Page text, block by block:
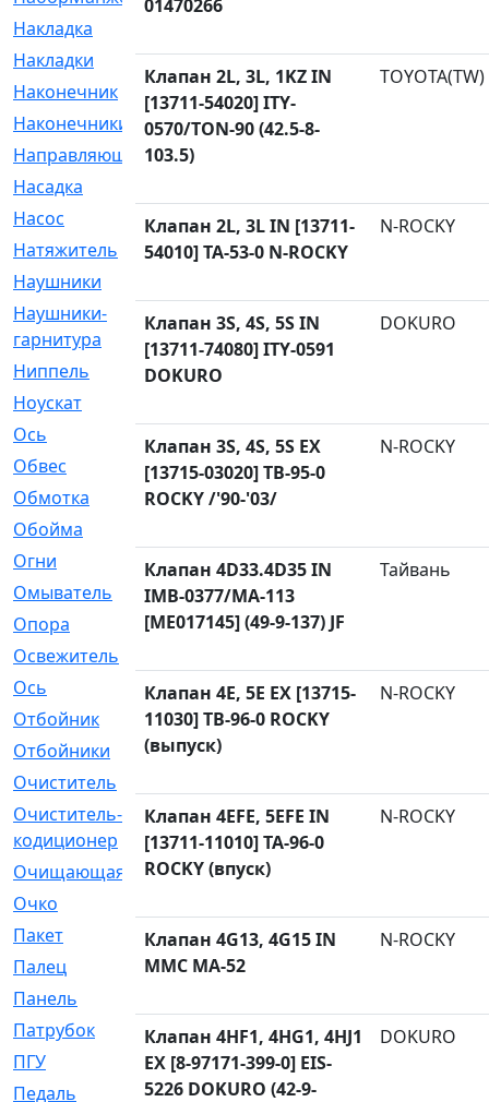
Накладка
Накладки
[1]
Наконечник
[743]
Наконечники
[119]
Направляющая
Насадка
Насос
[356]
Натяжитель
[125]
Наушники
Наушники-
гарнитура
[2]
Ниппель
[1]
Ноускат
Оcь
[2]
Обвес
[3]
Обмотка
[4]
Обойма
Огни
[1]
Омыватель
[4]
Опора
[1]
Освежитель
Ось
[4]
Отбойник
[287]
Отбойники
[80]
Очиститель
Очиститель-
кодиционер
[1]
Очищающая
[1]
Очко
Пакет
[1]
Палец
[4]
Панель
Патрубок
[248]
ПГУ
[2]
Педаль
[3]
01470266
Клапан 2L, 3L, 1KZ IN
[13711-54020] ITY-
0570/TON-90 (42.5-8-
103.5)
TOYOTA(TW)
Клапан 2L, 3L IN [13711-
54010] TA-53-0 N-ROCKY
N-ROCKY
Клапан 3S, 4S, 5S IN
[13711-74080] ITY-0591
DOKURO
DOKURO
Клапан 3S, 4S, 5S EX
[13715-03020] TB-95-0
ROCKY /'90-'03/
N-ROCKY
Клапан 4D33.4D35 IN
IMB-0377/MA-113
[ME017145] (49-9-137) JF
Тайвань
Клапан 4E, 5E EX [13715-
11030] TB-96-0 ROCKY
(выпуск)
N-ROCKY
Клапан 4EFE, 5EFE IN
[13711-11010] TA-96-0
ROCKY (впуск)
N-ROCKY
Клапан 4G13, 4G15 IN
MMC MA-52
N-ROCKY
Клапан 4HF1, 4HG1, 4HJ1
EX [8-97171-399-0] EIS-
5226 DOKURO (42-9-
DOKURO